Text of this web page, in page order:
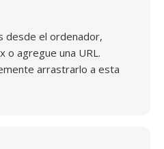
desde el ordenador,
o agregue una URL.
arrastrarlo a esta